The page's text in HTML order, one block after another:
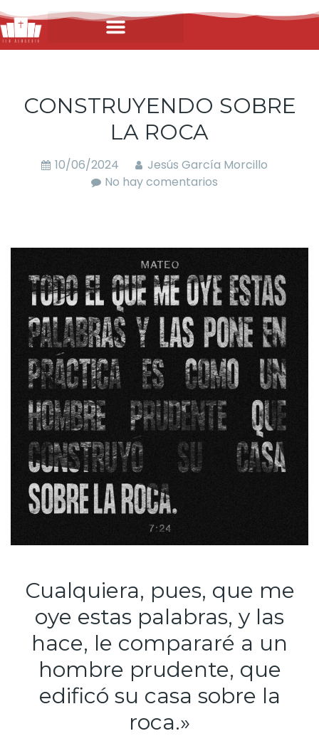
CONSTRUYENDO SOBRE
LA ROCA
10/06/2024
Jesús García Morcillo
No hay comentarios
Cualquiera, pues, que me
oye estas palabras, y las
hace, le compararé a un
hombre prudente, que
edificó su casa sobre la
roca.»